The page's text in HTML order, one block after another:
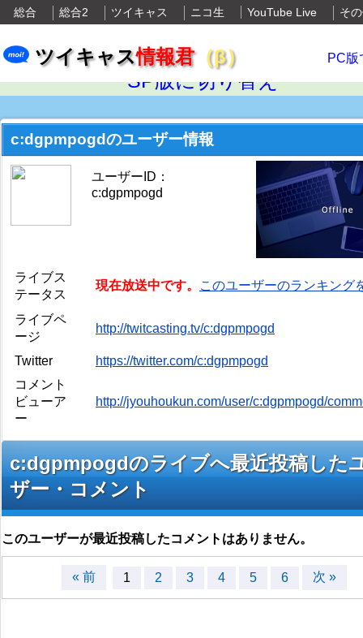
総合 総合2 ツイキャス ニコ生 YouTube Live そ
ツイキャス情報君（β） PC版
SP版に切り替え
c:dgpmpogdのユーザー情報
ユーザーID：
c:dgpmpogd
ライブス
テータス
現在放送中です。 このユーザーのランキング
ライブペ
ージ
http://twitcasting.tv/c:dgpmpogd
Twitter
https://twitter.com/c:dgpmpogd
コメント
ビューア
ー
http://jyouhoukun.com/user/c:dgpmpogd/
c:dgpmpogdのライブへ最近投稿した
ザー・コメント
このユーザーが最近投稿したコメントはありません。
« 前 1 2 3 4 5 6 次 »